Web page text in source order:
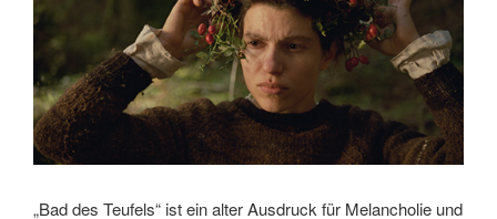
„Bad des Teufels“ ist ein alter Ausdruck für Melancholie und